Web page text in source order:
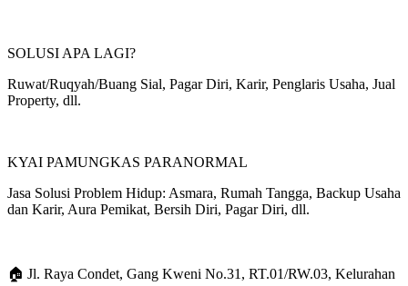
SOLUSI APA LAGI?
Ruwat/Ruqyah/Buang Sial, Pagar Diri, Karir, Penglaris Usaha, Jual
Property, dll.
KYAI PAMUNGKAS PARANORMAL
Jasa Solusi Problem Hidup: Asmara, Rumah Tangga, Backup Usaha
dan Karir, Aura Pemikat, Bersih Diri, Pagar Diri, dll.
🏠 Jl. Raya Condet, Gang Kweni No.31, RT.01/RW.03, Kelurahan